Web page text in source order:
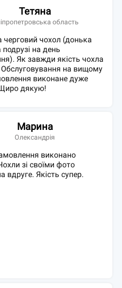
Тетяна
область
чохол (донька
на день
Як завжди якість чохла
Обслуговування на вищому
виконане дуже
дякую!
Марина
Олександрія
виконано
зі своїми фото
вдруге. Якість супер.